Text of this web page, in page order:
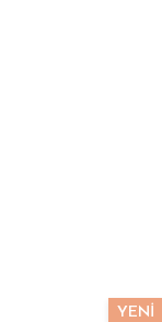
YENİ